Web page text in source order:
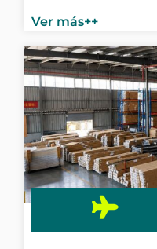
Ver más++